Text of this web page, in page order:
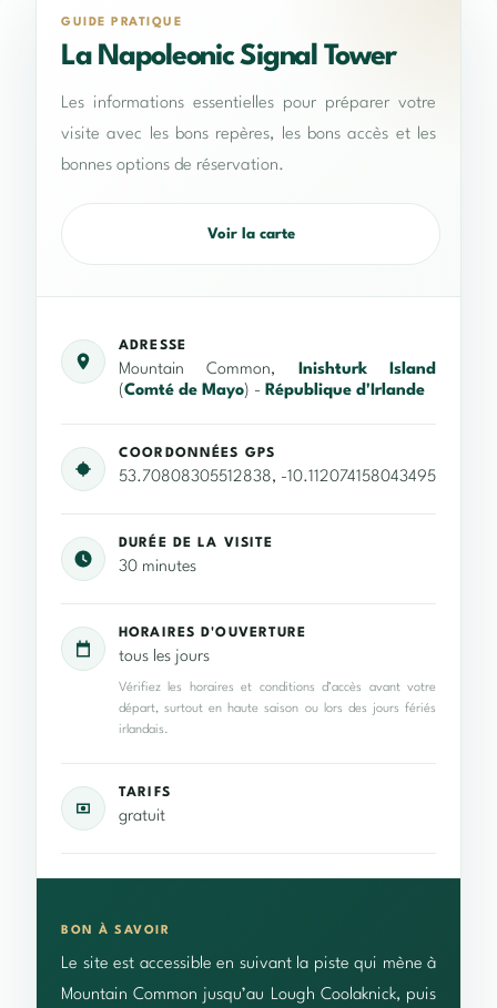
GUIDE PRATIQUE
La Napoleonic Signal Tower
Les informations essentielles pour préparer votre
visite avec les bons repères, les bons accès et les
bonnes options de réservation.
Voir la carte
ADRESSE
Mountain Common, Inishturk Island
(Comté de Mayo) - République d'Irlande
COORDONNÉES GPS
53.70808305512838, -10.112074158043495
DURÉE DE LA VISITE
30 minutes
HORAIRES D'OUVERTURE
tous les jours
Vérifiez les horaires et conditions d’accès avant votre
départ, surtout en haute saison ou lors des jours fériés
irlandais.
TARIFS
gratuit
BON À SAVOIR
Le site est accessible en suivant la piste qui mène à
Mountain Common jusqu’au Lough Coolaknick, puis